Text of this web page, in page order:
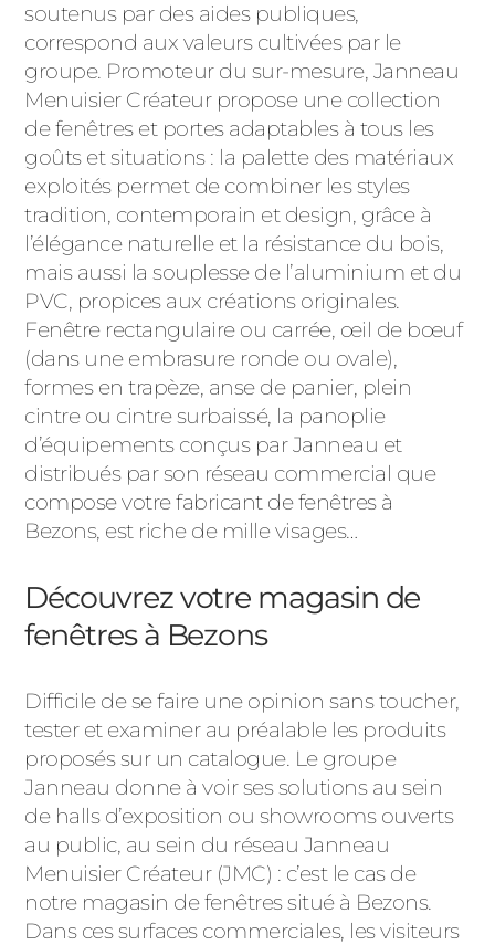
soutenus par des aides publiques,
correspond aux valeurs cultivées par le
groupe. Promoteur du sur-mesure, Janneau
Menuisier Créateur propose une collection
de fenêtres et portes adaptables à tous les
goûts et situations : la palette des matériaux
exploités permet de combiner les styles
tradition, contemporain et design, grâce à
l’élégance naturelle et la résistance du bois,
mais aussi la souplesse de l’aluminium et du
PVC, propices aux créations originales.
Fenêtre rectangulaire ou carrée, œil de bœuf
(dans une embrasure ronde ou ovale),
formes en trapèze, anse de panier, plein
cintre ou cintre surbaissé, la panoplie
d’équipements conçus par Janneau et
distribués par son réseau commercial que
compose votre fabricant de fenêtres à
Bezons, est riche de mille visages…
Découvrez votre magasin de
fenêtres à Bezons
Difficile de se faire une opinion sans toucher,
tester et examiner au préalable les produits
proposés sur un catalogue. Le groupe
Janneau donne à voir ses solutions au sein
de halls d’exposition ou showrooms ouverts
au public, au sein du réseau Janneau
Menuisier Créateur (JMC) : c’est le cas de
notre magasin de fenêtres situé à Bezons.
Dans ces surfaces commerciales, les visiteurs